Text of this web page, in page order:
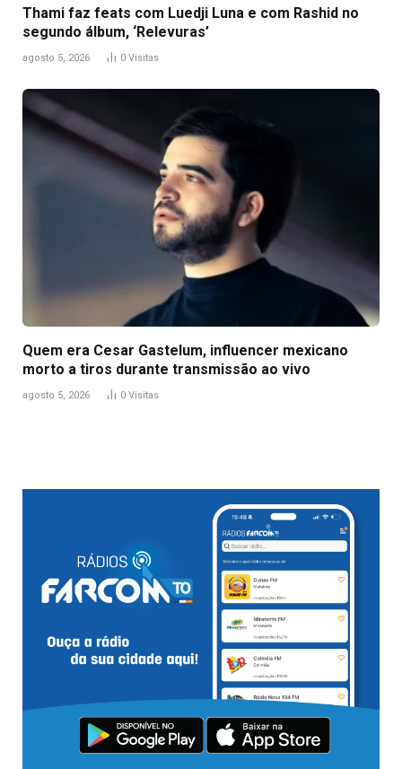
Thami faz feats com Luedji Luna e com Rashid no
segundo álbum, ‘Relevuras’
agosto 5, 2026 0 Visitas
Quem era Cesar Gastelum, influencer mexicano
morto a tiros durante transmissão ao vivo
agosto 5, 2026 0 Visitas